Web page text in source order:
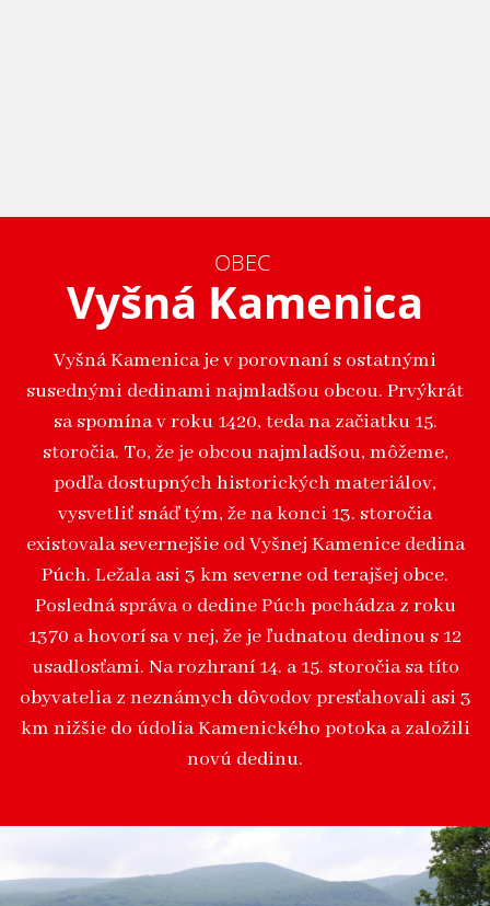
OBEC
Vyšná Kamenica
Vyšná Kamenica je v porovnaní s ostatnými
susednými dedinami najmladšou obcou. Prvýkrát
sa spomína v roku 1420, teda na začiatku 15.
storočia. To, že je obcou najmladšou, môžeme,
podľa dostupných historických materiálov,
vysvetliť snáď tým, že na konci 13. storočia
existovala severnejšie od Vyšnej Kamenice dedina
Púch. Ležala asi 3 km severne od terajšej obce.
Posledná správa o dedine Púch pochádza z roku
1370 a hovorí sa v nej, že je ľudnatou dedinou s 12
usadlosťami. Na rozhraní 14. a 15. storočia sa títo
obyvatelia z neznámych dôvodov presťahovali asi 3
km nižšie do údolia Kamenického potoka a založili
novú dedinu.